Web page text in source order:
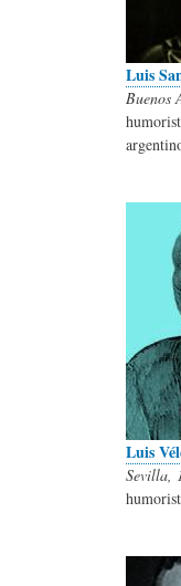
Luis
Buenos
Luis
Sevilla,